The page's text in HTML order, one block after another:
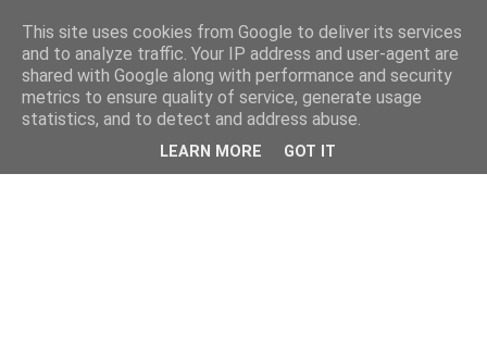
kristietim
viss, kas jāzin kristietim
This site uses cookies from Google to deliver its services
and to analyze traffic. Your IP address and user-agent are
shared with Google along with performance and security
metrics to ensure quality of service, generate usage
statistics, and to detect and address abuse.
LEARN MORE GOT IT